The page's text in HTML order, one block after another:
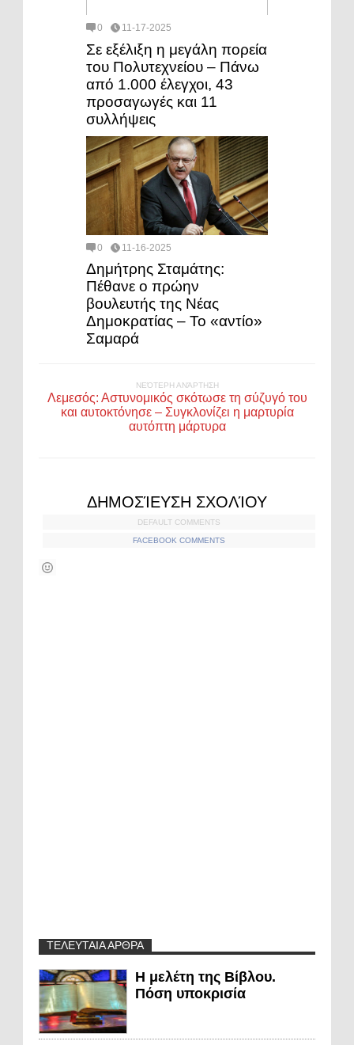
0 11-17-2025
Σε εξέλιξη η μεγάλη πορεία
του Πολυτεχνείου – Πάνω
από 1.000 έλεγχοι, 43
προσαγωγές και 11
συλλήψεις
0 11-16-2025
Δημήτρης Σταμάτης:
Πέθανε ο πρώην
βουλευτής της Νέας
Δημοκρατίας – Το «αντίο»
Σαμαρά
ΝΕΌΤΕΡΗ ΑΝΆΡΤΗΣΗ
Λεμεσός: Αστυνομικός σκότωσε τη σύζυγό του
και αυτοκτόνησε – Συγκλονίζει η μαρτυρία
αυτόπτη μάρτυρα
ΔΗΜΟΣΊΕΥΣΗ ΣΧΟΛΊΟΥ
DEFAULT COMMENTS
FACEBOOK COMMENTS
ΤΕΛΕΥΤΑΙΑ ΑΡΘΡΑ
Η μελέτη της Βίβλου.
Πόση υποκρισία